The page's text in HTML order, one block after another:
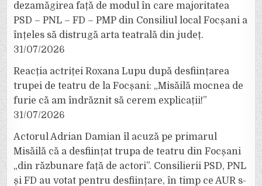
dezamăgirea față de modul în care majoritatea
PSD – PNL – FD – PMP din Consiliul local Focșani a
înțeles să distrugă arta teatrală din județ.
31/07/2026
Reacția actriței Roxana Lupu după desființarea
trupei de teatru de la Focșani: „Misăilă mocnea de
furie că am îndrăznit să cerem explicații!”
31/07/2026
Actorul Adrian Damian îl acuză pe primarul
Misăilă că a desființat trupa de teatru din Focșani
„din răzbunare față de actori”. Consilierii PSD, PNL
și FD au votat pentru desființare, în timp ce AUR s-